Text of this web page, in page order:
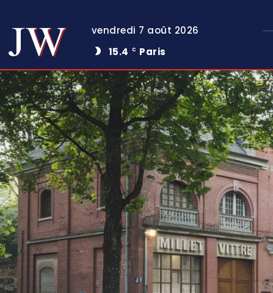
vendredi 7 août 2026
15.4
C Paris